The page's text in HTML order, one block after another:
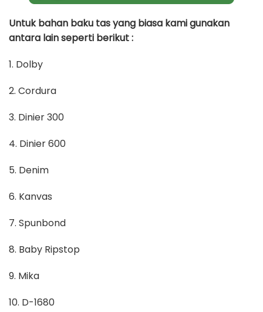
Untuk bahan baku tas yang biasa kami gunakan
antara lain seperti berikut :
1. Dolby
2. Cordura
3. Dinier 300
4. Dinier 600
5. Denim
6. Kanvas
7. Spunbond
8. Baby Ripstop
9. Mika
10. D-1680